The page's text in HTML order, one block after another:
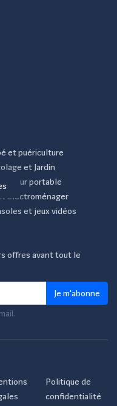
et puériculture
et Jardin
portable
électroménager
et jeux vidéos
offres avant tout le
Je m'abonne
Politique de
confidentialité